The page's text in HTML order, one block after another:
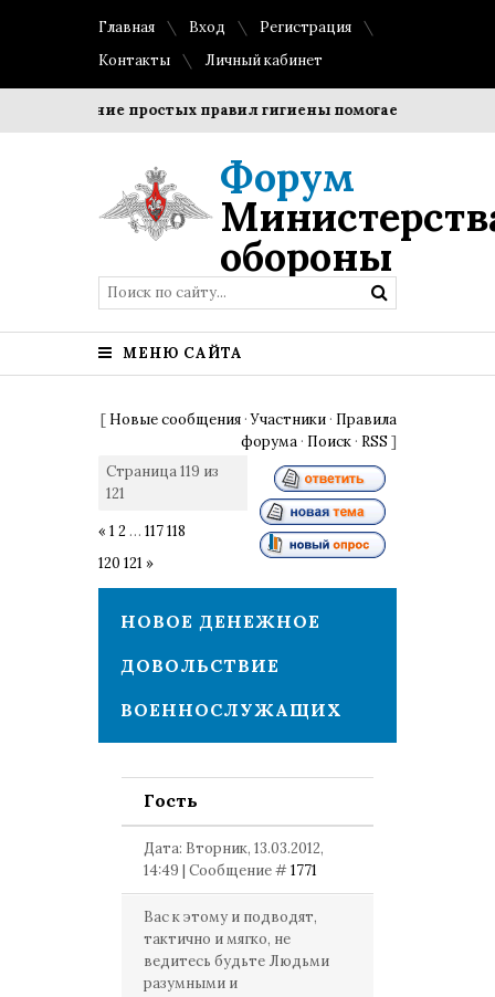
Главная Вход
Регистрация
Контакты
Личный кабинет
простых правил гигиены помогает сохранить
Форум
обороны
МЕНЮ САЙТА
[ Новые сообщения ·Участники · Правила
форума · Поиск · RSS ]
Страница119 из
121
« 1 2 … 117118
120 121 »
НОВОЕ ДЕНЕЖНОЕ
ДОВОЛЬСТВИЕ
ВОЕННОСЛУЖАЩИХ
Гость
Дата: Вторник, 13.03.2012,
14:49 | Сообщение #1771
Вас к этому и подводят,
тактично и мягко, не
ведитесь будьте Людьми
разумными и